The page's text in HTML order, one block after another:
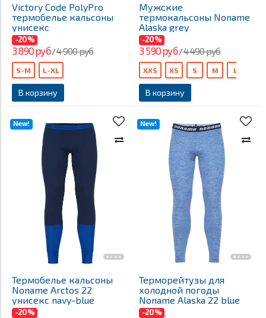
Victory Code PolyPro
термобелье кальсоны
унисекс
-20%
3 890 руб/4 900 руб
В корзину
S-M L-XL
Мужские
термокальсоны Noname
Alaska grey
-20%
3 590 руб/4 490 руб
В корзину
XXS XS S M L
New!
Термобелье кальсоны
Noname Arctos 22
унисекс navy-blue
-20%
New!
Терморейтузы для
холодной погоды
Noname Alaska 22 blue
-20%